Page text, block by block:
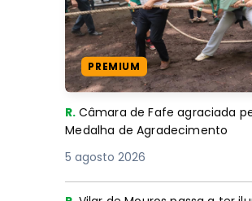
PREMIUM
R. Câmara de Fafe agraciada pelo
Medalha de Agradecimento
5 agosto 2026